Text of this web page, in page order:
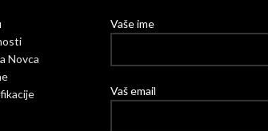
Novca
Vaše ime
Vaš email